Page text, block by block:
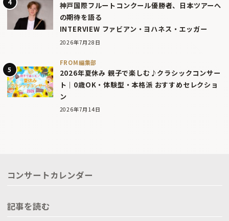
神戸国際フルートコンクール優勝者、日本ツアーへ
の期待を語る
INTERVIEW ファビアン・ヨハネス・エッガー
2026年7月28日
FROM編集部
2026年夏休み 親子で楽しむ♪クラシックコンサー
ト｜0歳OK・体験型・本格派 おすすめセレクショ
ン
2026年7月14日
コンサートカレンダー
記事を読む